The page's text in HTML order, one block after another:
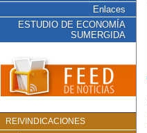
Enlaces
ESTUDIO DE ECONOMÍA
SUMERGIDA
REIVINDICACIONES